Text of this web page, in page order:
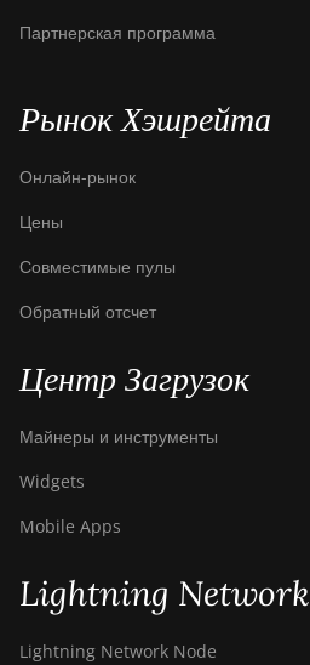
Партнерская программа
Рынок Хэшрейта
Онлайн-рынок
Цены
Совместимые пулы
Обратный отсчет
Центр Загрузок
Майнеры и инструменты
Widgets
Mobile Apps
Lightning Network
Lightning Network Node